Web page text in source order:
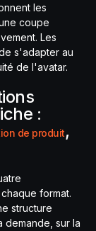
les
coupe
Les
s'adapter au
de l'avatar.
:
de produit,
format.
structure
demande, sur la